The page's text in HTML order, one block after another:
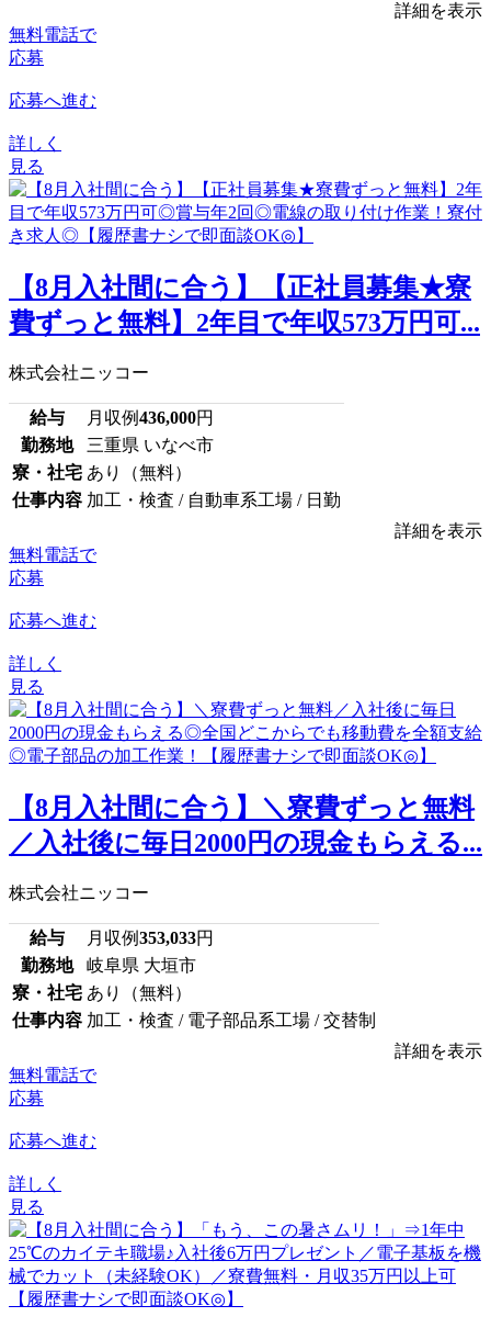
詳細を表示
無料電話で
応募
応募へ進む
詳しく
見る
【8月入社間に合う】【正社員募集★寮
費ずっと無料】2年目で年収573万円可...
株式会社ニッコー
給与 月収例436,000円
勤務地
三重県 いなべ市
寮・社宅 あり（無料）
仕事内容 加工・検査 / 自動車系工場 / 日勤
詳細を表示
無料電話で
応募
応募へ進む
詳しく
見る
【8月入社間に合う】＼寮費ずっと無料
／入社後に毎日2000円の現金もらえる...
株式会社ニッコー
給与 月収例353,033円
勤務地
岐阜県 大垣市
寮・社宅 あり（無料）
仕事内容 加工・検査 / 電子部品系工場 / 交替制
詳細を表示
無料電話で
応募
応募へ進む
詳しく
見る